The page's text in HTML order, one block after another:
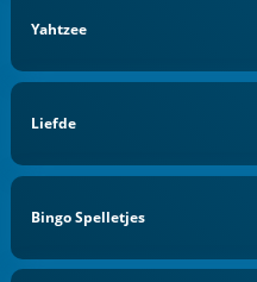
Yahtzee
Liefde
Bingo Spelletjes